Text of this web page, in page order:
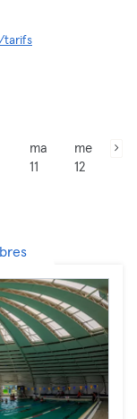
tarifs
ma
11
me
12